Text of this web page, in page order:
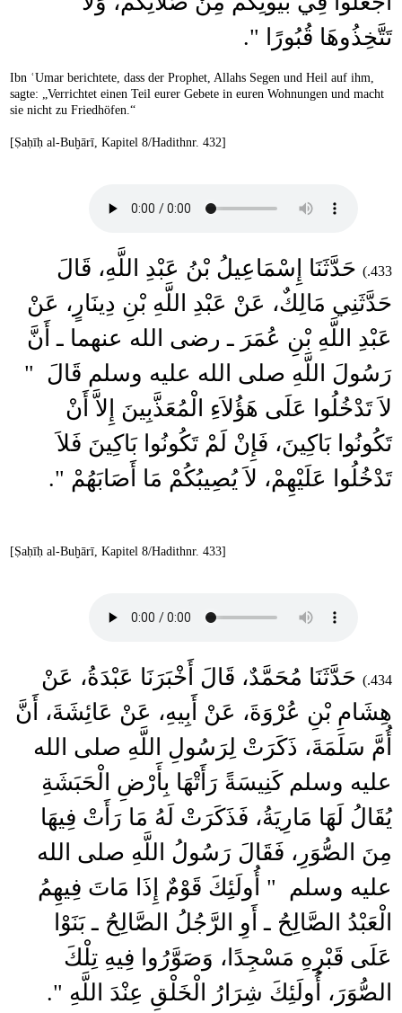
تَتَّخِذُوهَا قُبُورًا ‏"‏‏.‏
Ibn ʿUmar berichtete, dass der Prophet, Allahs Segen und Heil auf ihm,
sagte: „Verrichtet einen Teil eurer Gebete in euren Wohnungen und macht
sie nicht zu Friedhöfen.“
[Ṣaḥīḥ al-Buḫārī, Kapitel 8/Hadithnr. 432]
433.)
حَدَّثَنَا إِسْمَاعِيلُ بْنُ عَبْدِ اللَّهِ، قَالَ
حَدَّثَنِي مَالِكٌ، عَنْ عَبْدِ اللَّهِ بْنِ دِينَارٍ، عَنْ
عَبْدِ اللَّهِ بْنِ عُمَرَ ـ رضى الله عنهما ـ أَنَّ
رَسُولَ اللَّهِ صلى الله عليه وسلم قَالَ ‏ "‏
لاَ تَدْخُلُوا عَلَى هَؤُلاَءِ الْمُعَذَّبِينَ إِلاَّ أَنْ
تَكُونُوا بَاكِينَ، فَإِنْ لَمْ تَكُونُوا بَاكِينَ فَلاَ
تَدْخُلُوا عَلَيْهِمْ، لاَ يُصِيبُكُمْ مَا أَصَابَهُمْ ‏"‏‏.‏
[Ṣaḥīḥ al-Buḫārī, Kapitel 8/Hadithnr. 433]
434.)
حَدَّثَنَا مُحَمَّدٌ، قَالَ أَخْبَرَنَا عَبْدَةُ، عَنْ
هِشَامِ بْنِ عُرْوَةَ، عَنْ أَبِيهِ، عَنْ عَائِشَةَ، أَنَّ
أُمَّ سَلَمَةَ، ذَكَرَتْ لِرَسُولِ اللَّهِ صلى الله
عليه وسلم كَنِيسَةً رَأَتْهَا بِأَرْضِ الْحَبَشَةِ
يُقَالُ لَهَا مَارِيَةُ، فَذَكَرَتْ لَهُ مَا رَأَتْ فِيهَا
مِنَ الصُّوَرِ، فَقَالَ رَسُولُ اللَّهِ صلى الله
عليه وسلم ‏ "‏ أُولَئِكَ قَوْمٌ إِذَا مَاتَ فِيهِمُ
الْعَبْدُ الصَّالِحُ ـ أَوِ الرَّجُلُ الصَّالِحُ ـ بَنَوْا
عَلَى قَبْرِهِ مَسْجِدًا، وَصَوَّرُوا فِيهِ تِلْكَ
الصُّوَرَ، أُولَئِكَ شِرَارُ الْخَلْقِ عِنْدَ اللَّهِ ‏"‏‏.‏